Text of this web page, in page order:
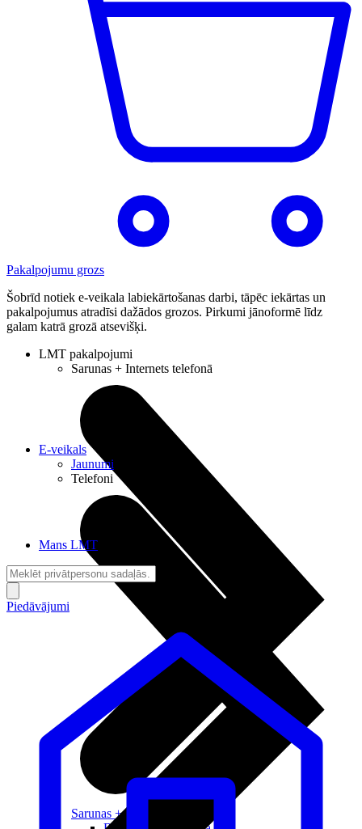
Pakalpojumu grozs
Šobrīd notiek e-veikala labiekārtošanas darbi, tāpēc iekārtas un
pakalpojumus atradīsi dažādos grozos. Pirkumi jānoformē līdz
galam katrā grozā atsevišķi.
LMT pakalpojumi
Sarunas + Internets telefonā
Sarunas + Internets
E-veikals
Jaunumi
Telefoni
Mans LMT
Piedāvājumi